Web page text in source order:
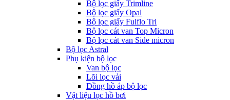
Bộ lọc giấy Trimline
Bộ lọc giấy Opal
Bộ lọc giấy Fulflo Tri
Bộ lọc cát van Top Micron
Bộ lọc cát van Side micron
Bộ lọc Astral
Phụ kiện bộ lọc
Van bộ lọc
Lõi lọc vải
Đồng hồ áp bộ lọc
Vật liệu lọc hồ bơi